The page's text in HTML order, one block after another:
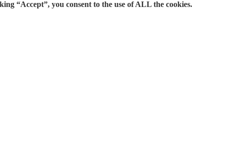
“Accept”, you consent to the use of ALL the cookies.